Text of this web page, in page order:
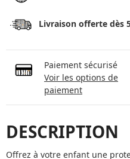
Livraison offerte dès
Paiement sécurisé
Voir les options de
paiement
DESCRIPTION
Offrez à votre enfant une